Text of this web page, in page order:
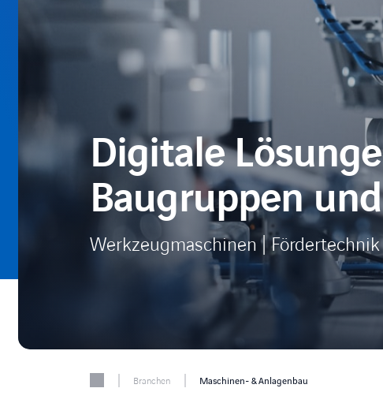
Digitale
Baugruppen
Werkzeugmaschinen |
Branchen Maschinen- & Anlagenbau